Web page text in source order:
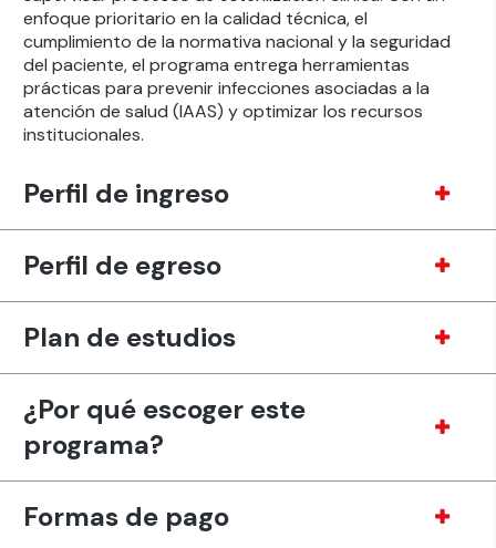
enfoque prioritario en la calidad técnica, el
cumplimiento de la normativa nacional y la seguridad
del paciente, el programa entrega herramientas
prácticas para prevenir infecciones asociadas a la
atención de salud (IAAS) y optimizar los recursos
institucionales.
Perfil de ingreso
Perfil de egreso
Plan de estudios
¿Por qué escoger este
programa?
Formas de pago